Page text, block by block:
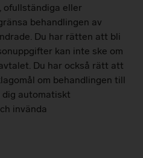
ofullständiga eller
behandlingen av
Du har rätten att bli
kan inte ske om
Du har också rätt att
om behandlingen till
automatiskt
invända